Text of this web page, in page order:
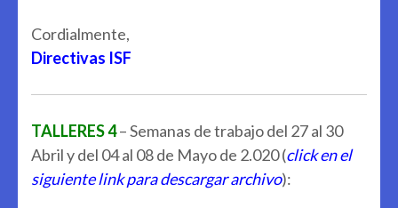
Cordialmente,
Directivas ISF
TALLERES 4– Semanas de trabajo del 27 al 30
Abril y del 04 al 08 de Mayo de 2.020 (click en el
siguiente link para descargar archivo):